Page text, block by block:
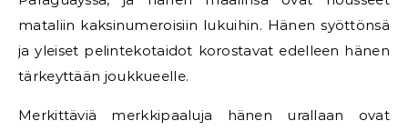
mataliin kaksinumeroisiin lukuihin. Hänen syöttönsä
ja yleiset pelintekotaidot korostavat edelleen hänen
tärkeyttään joukkueelle.
Merkittäviä merkkipaaluja hänen urallaan ovat